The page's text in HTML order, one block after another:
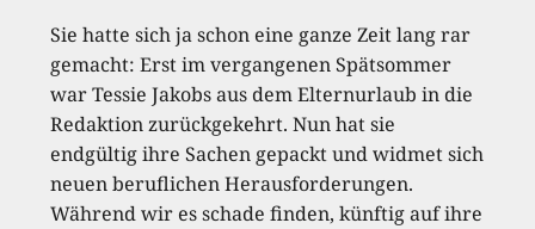
Sie hatte sich ja schon eine ganze Zeit lang rar
gemacht: Erst im vergangenen Spätsommer
war Tessie Jakobs aus dem Elternurlaub in die
Redaktion zurückgekehrt. Nun hat sie
endgültig ihre Sachen gepackt und widmet sich
neuen beruflichen Herausforderungen.
Während wir es schade finden, künftig auf ihre